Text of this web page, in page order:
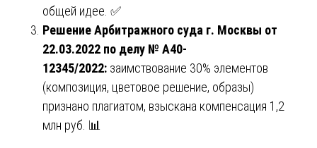
общей идее. ✅
Решение Арбитражного суда г. Москвы от
22.03.2022 по делу № А40-
12345/2022: заимствование 30% элементов
(композиция, цветовое решение, образы)
признано плагиатом, взыскана компенсация 1,2
млн руб. 📊